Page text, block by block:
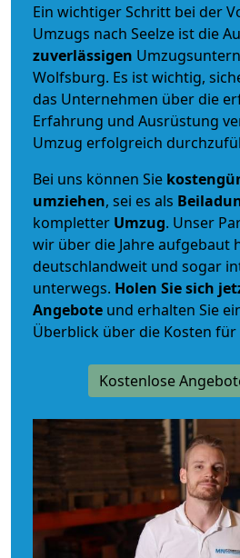
Ein wichtiger Schritt bei der
Umzugs nach Seelze ist die
zuverlässigen
Wolfsburg. Es ist wichtig,
das Unternehmen über die
Erfahrung und Ausrüstung
Umzug erfolgreich
Bei uns können Sie
umziehen, sei es als
kompletter Umzug. Unser
wir über die Jahre aufgebaut
deutschlandweit und sogar
unterwegs. Holen Sie sich
Angebote und erhalten Sie
Überblick über die Kosten
Kostenlose